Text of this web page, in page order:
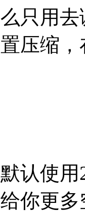
只用
压缩
认使
你更